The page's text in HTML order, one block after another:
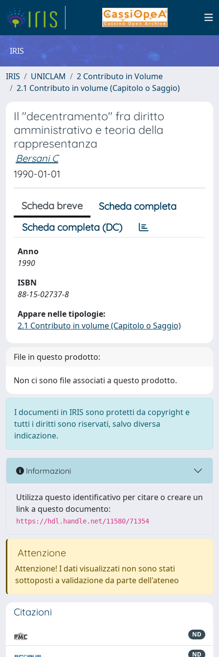
IRIS
IRIS UNICLAM
2 Contributo in Volume
2.1 Contributo in volume (Capitolo o Saggio)
Il "decentramento" fra diritto
amministrativo e teoria della
rappresentanza
Bersani C
1990-01-01
Scheda breve
Scheda completa
Scheda completa (DC)
Anno
1990
ISBN
88-15-02737-8
Appare nelle tipologie:
2.1 Contributo in volume (Capitolo o Saggio)
File in questo prodotto:
Non ci sono file associati a questo prodotto.
I documenti in IRIS sono protetti da copyright e
tutti i diritti sono riservati, salvo diversa
indicazione.
Informazioni
Utilizza questo identificativo per citare o creare un
link a questo documento:
https://hdl.handle.net/11580/71354
Attenzione
Attenzione! I dati visualizzati non sono stati
sottoposti a validazione da parte dell'ateneo
Citazioni
ND
ND